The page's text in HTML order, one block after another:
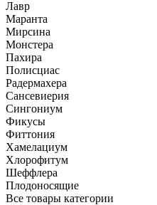
Лавр
Маранта
Мирсина
Монстера
Пахира
Полисциас
Радермахера
Сансевиерия
Сингониум
Фикусы
Фиттония
Хамелациум
Хлорофитум
Шеффлера
Плодоносящие
Все товары категории